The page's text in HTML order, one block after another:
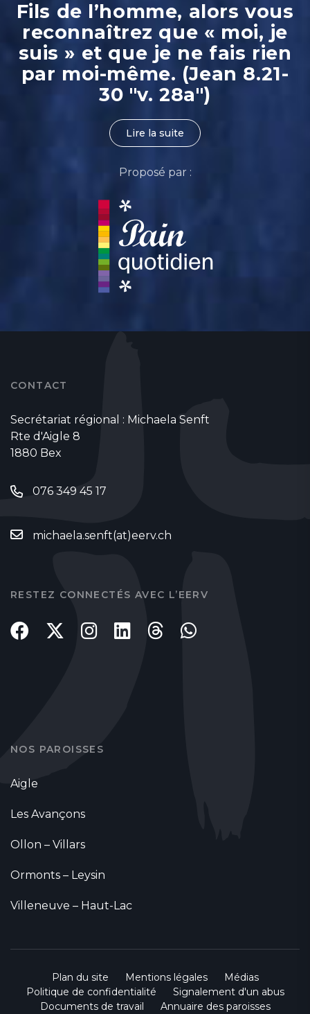
Fils de l’homme, alors vous
reconnaîtrez que « moi, je
suis » et que je ne fais rien
par moi-même. (Jean 8.21-
30 "v. 28a")
Lire la suite
Proposé par :
CONTACT
Secrétariat régional : Michaela Senft
Rte d'Aigle 8
1880 Bex
076 349 45 17
michaela.senft(at)eerv.ch
RESTEZ CONNECTÉS AVEC L’EERV
NOS PAROISSES
Aigle
Les Avançons
Ollon – Villars
Ormonts – Leysin
Villeneuve – Haut-Lac
Plan du site Mentions légales
Médias
Politique de confidentialité
Signalement d'un abus
Documents de travail
Annuaire des paroisses